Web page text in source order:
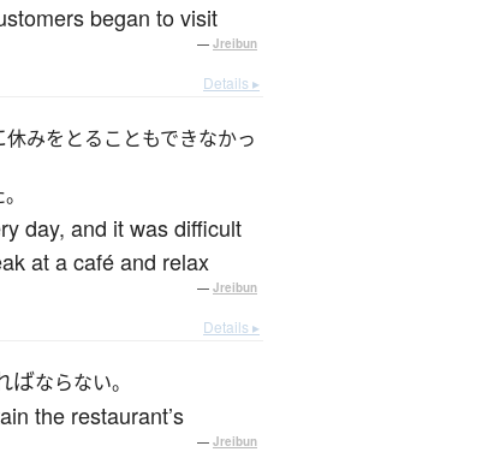
began to visit
— Jreibun
Details ▸
休みをとることもできなかっ
day, and it was difficult
at a café and relax
— Jreibun
Details ▸
ばならない。
the restaurant’s
— Jreibun